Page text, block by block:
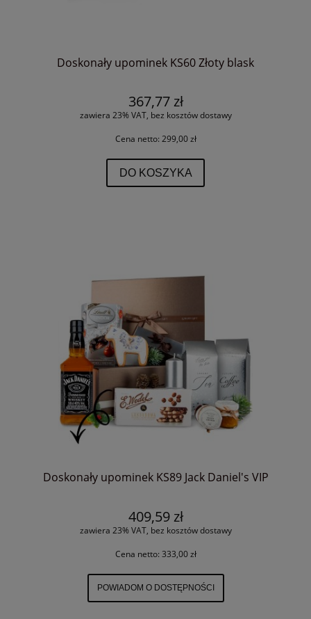
Doskonały upominek KS60 Złoty blask
367,77 zł
zawiera 23% VAT, bez kosztów dostawy
Cena netto: 299,00 zł
DO KOSZYKA
Doskonały upominek KS89 Jack Daniel's VIP
409,59 zł
zawiera 23% VAT, bez kosztów dostawy
Cena netto: 333,00 zł
POWIADOM O DOSTĘPNOŚCI